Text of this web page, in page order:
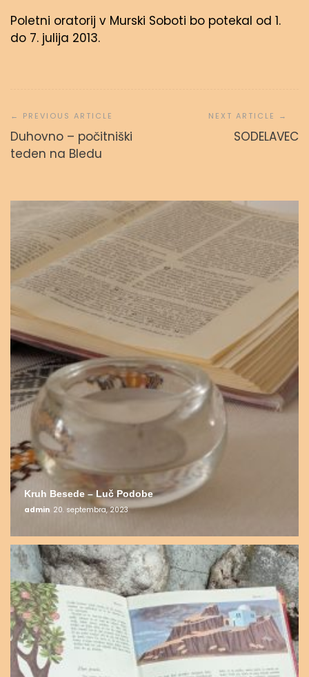
Poletni oratorij v Murski Soboti bo potekal od 1.
do 7. julija 2013.
prispevka
Duhovno – počitniški
teden na Bledu
SODELAVEC
Svetopisemske urice
Kruh Besede – Luč Podobe
admin 20. septembra, 2023